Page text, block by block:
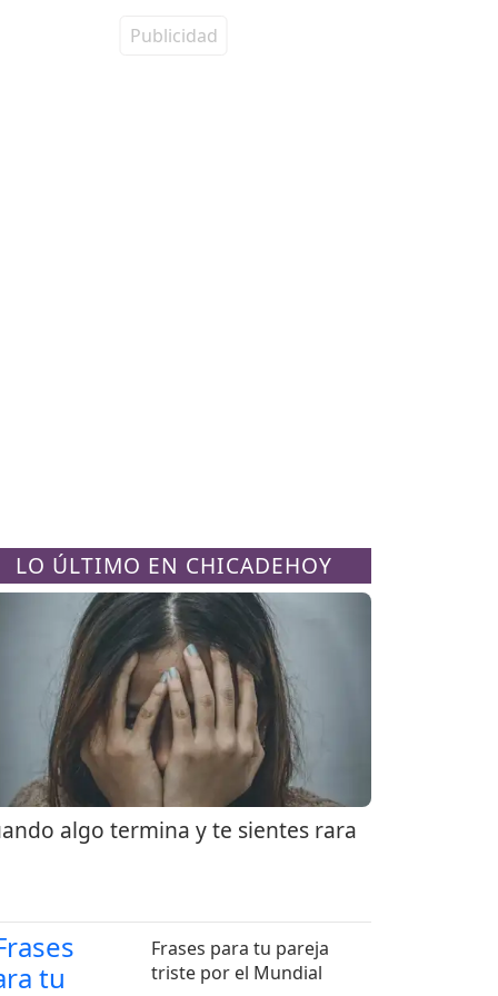
LO ÚLTIMO EN CHICADEHOY
algo termina y te sientes rara
Frases para tu pareja
triste por el Mundial